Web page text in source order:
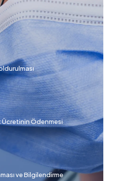
Ücretinin Ödenmesi
ve Bilgilendirme